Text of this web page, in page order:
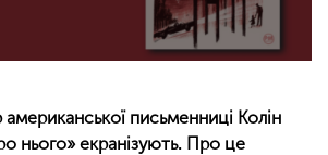
письменниці Колін
нього» екранізують. Про це